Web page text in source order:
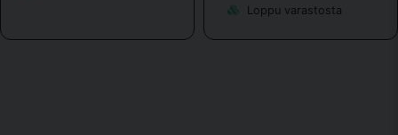
Loppu varastosta